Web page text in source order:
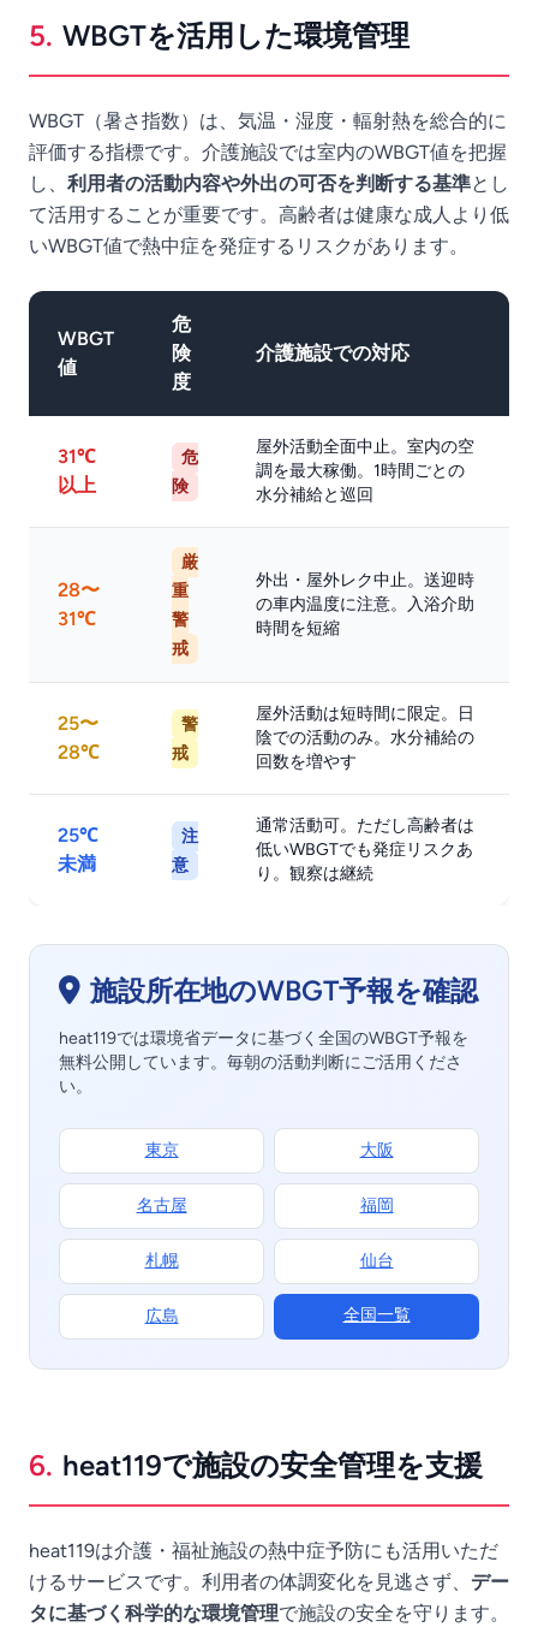
5. WBGTを活用した環境管理
WBGT（暑さ指数）は、気温・湿度・輻射熱を総合的に
評価する指標です。介護施設では室内のWBGT値を把握
し、 利用者の活動内容や外出の可否を判断する基準とし
て活用することが重要です。高齢者は健康な成人より低
いWBGT値で熱中症を発症するリスクがあります。
WBGT
値
危
険
度
介護施設での対応
31℃
以上
危
険
屋外活動全面中止。室内の空
調を最大稼働。1時間ごとの
水分補給と巡回
28〜
31℃
厳
重
警
戒
外出・屋外レク中止。送迎時
の車内温度に注意。入浴介助
時間を短縮
25〜
28℃
警
戒
屋外活動は短時間に限定。日
陰での活動のみ。水分補給の
回数を増やす
25℃
未満
注
意
通常活動可。ただし高齢者は
低いWBGTでも発症リスクあ
り。観察は継続
施設所在地のWBGT予報を確認
heat119では環境省データに基づく全国のWBGT予報を
無料公開しています。毎朝の活動判断にご活用くださ
い。
東京 大阪
名古屋 福岡
札幌 仙台
広島 全国一覧
6. heat119で施設の安全管理を支援
heat119は介護・福祉施設の熱中症予防にも活用いただ
けるサービスです。利用者の体調変化を見逃さず、 デー
タに基づく科学的な環境管理で施設の安全を守ります。